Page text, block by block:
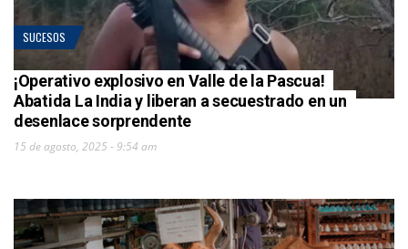
SUCESOS
¡Operativo explosivo en Valle de la Pascua!
Abatida La India y liberan a secuestrado en un
desenlace sorprendente
15 de agosto, 2025 - 9:54 am